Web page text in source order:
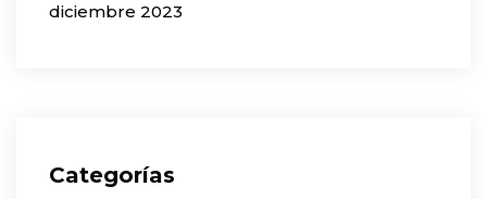
diciembre 2023
Categorías